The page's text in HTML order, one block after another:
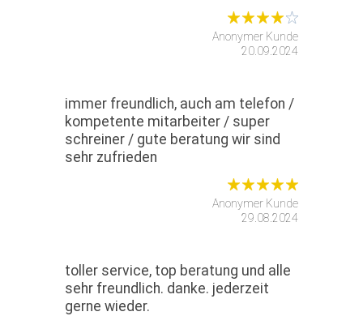
Anonymer Kunde
20.09.2024
immer freundlich, auch am telefon /
kompetente mitarbeiter / super
schreiner / gute beratung wir sind
sehr zufrieden
Anonymer Kunde
29.08.2024
toller service, top beratung und alle
sehr freundlich. danke. jederzeit
gerne wieder.